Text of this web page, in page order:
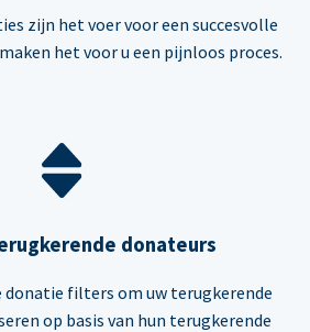
zijn het voer voor een succesvolle
het voor u een pijnloos proces.
donateurs
donatie filters om uw terugkerende
op basis van hun terugkerende